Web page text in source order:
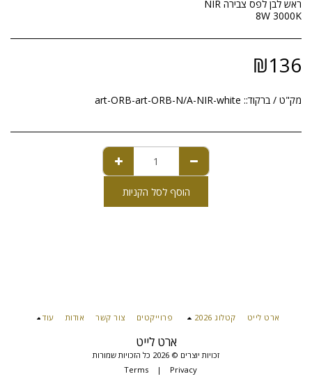
8W 3000K
₪136
מק"ט / ברקוד:: art-ORB-art-ORB-N/A-NIR-white
הוסף לסל הקניות
ארט לייט
זכויות יוצרים © 2026 כל הזכויות שמורות
Terms| Privacy
ארט לייט קטלוג 2026 פרוייקטים צור קשר אודות עוד